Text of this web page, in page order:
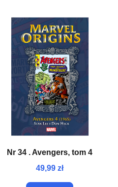
Nr 34 . Avengers, tom 4
49,99 zł